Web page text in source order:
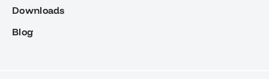
Downloads
Blog